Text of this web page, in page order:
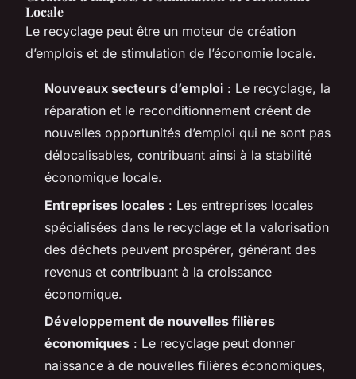
Locale
Le recyclage peut être un moteur de création
d’emplois et de stimulation de l’économie locale.
Nouveaux secteurs d’emploi : Le recyclage, la
réparation et le reconditionnement créent de
nouvelles opportunités d’emploi qui ne sont pas
délocalisables, contribuant ainsi à la stabilité
économique locale.
Entreprises locales : Les entreprises locales
spécialisées dans le recyclage et la valorisation
des déchets peuvent prospérer, générant des
revenus et contribuant à la croissance
économique.
Développement de nouvelles filières
économiques : Le recyclage peut donner
naissance à de nouvelles filières économiques,